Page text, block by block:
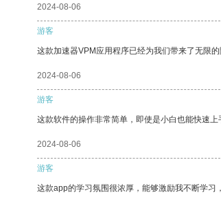
2024-08-06
游客
这款加速器VPM应用程序已经为我们带来了无限的
2024-08-06
游客
这款软件的操作非常简单，即使是小白也能快速上
2024-08-06
游客
这款app的学习氛围很浓厚，能够激励我不断学习